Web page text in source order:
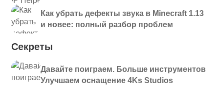
Как убрать дефекты звука в Minecraft 1.13
и новее: полный разбор проблем
Секреты
Давайте поиграем. Больше инструментов
Улучшаем оснащение 4Ks Studios